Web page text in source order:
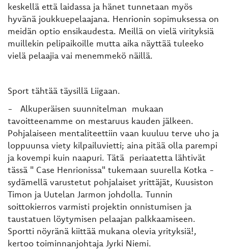
keskellä että laidassa ja hänet tunnetaan myös
hyvänä joukkuepelaajana. Henrionin sopimuksessa on
meidän optio ensikaudesta. Meillä on vielä virityksiä
muillekin pelipaikoille mutta aika näyttää tuleeko
vielä pelaajia vai menemmekö näillä.
Sport tähtää täysillä Liigaan.
- Alkuperäisen suunnitelman mukaan
tavoitteenamme on mestaruus kauden jälkeen.
Pohjalaiseen mentaliteettiin vaan kuuluu terve uho ja
loppuunsa viety kilpailuvietti; aina pitää olla parempi
ja kovempi kuin naapuri. Tätä periaatetta lähtivät
tässä " Case Henrionissa" tukemaan suurella Kotka -
sydämellä varustetut pohjalaiset yrittäjät, Kuusiston
Timon ja Uutelan Jarmon johdolla. Tunnin
soittokierros varmisti projektin onnistumisen ja
taustatuen löytymisen pelaajan palkkaamiseen.
Sportti nöyränä kiittää mukana olevia yrityksiä!,
kertoo toiminnanjohtaja Jyrki Niemi.